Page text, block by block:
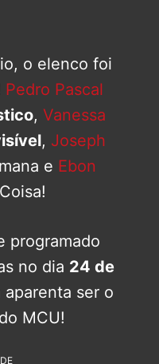
o elenco foi
Pedro Pascal
, Vanessa
, Joseph
e Ebon
programado
no dia 24 de
aparenta ser o
MCU!